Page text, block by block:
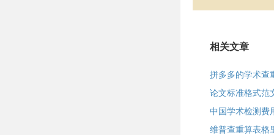
相关文章
拼多多的学术查
论文标准格式范
中国学术检测费
维普查重算表格